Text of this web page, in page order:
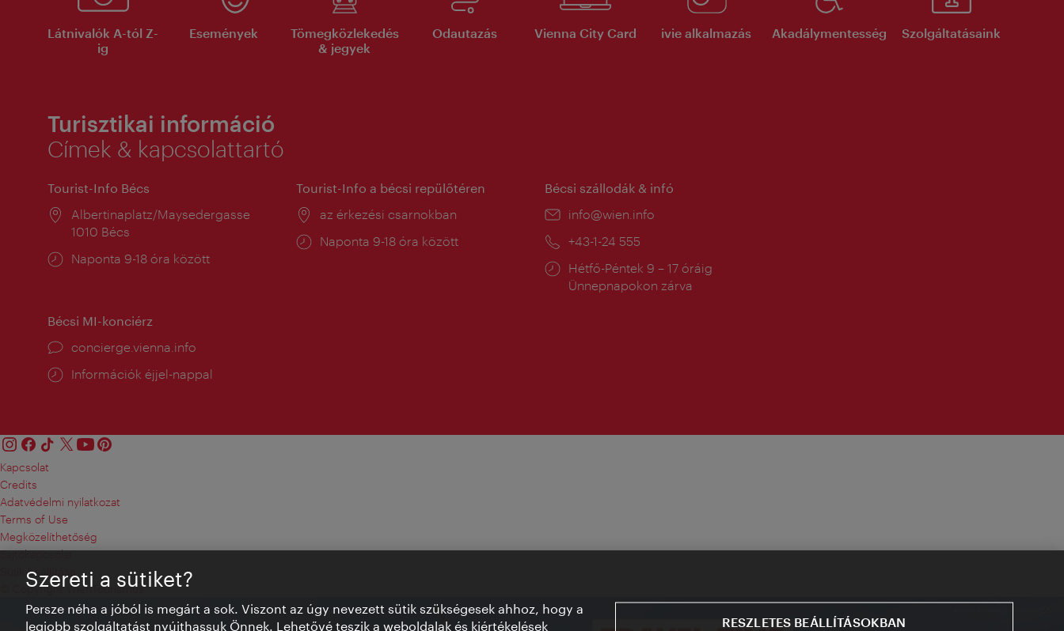
Látnivalók A-tól Z-
ig
Események
Tömegközlekedés
& jegyek
Odautazás Vienna City Card ivie alkalmazás Akadálymentesség Szolgáltatásaink
Turisztikai információ
Címek & kapcsolattartó
Tourist-Info Bécs
Helyszín:
Albertinaplatz/Maysedergasse
1010 Bécs
Nyitva
Naponta 9-18 óra között
Tourist-Info a bécsi repülőtéren
Helyszín:
az érkezési csarnokban
Nyitva
Naponta 9-18 óra között
Bécsi szállodák & infó
E-
info@wien.info
Telefon:
+43-1-24 555
Nyitva
tartás:
Hétfő-Péntek 9 – 17 óráig
Ünnepnapokon zárva
Bécsi MI-konciérz
concierge.vienna.info
Információk éjjel-nappal
Kapcsolat
Credits
Adatvédelmi nyilatkozat
Terms of Use
Megközelíthetőség
Sajtókapcsolat
Sütik beállítása
© Copyright WienTourismus
Szereti a sütiket?
Persze néha a jóból is megárt a sok. Viszont az úgy nevezett sütik szükségesek ahhoz, hogy a
legjobb szolgáltatást nyújthassuk Önnek. Lehetővé teszik a weboldalak és kiértékelések
RESZLETES BEÁLLÍTÁSOKBAN